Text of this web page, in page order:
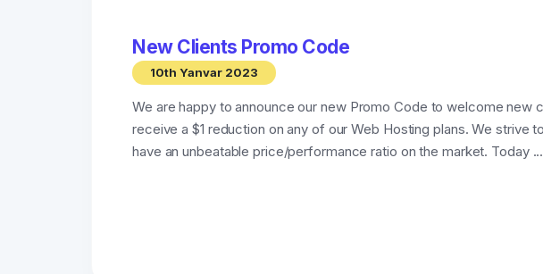
New Clients Promo Code
10th Yanvar 2023
We are happy to announce our new Promo Code to welcome new
receive a $1 reduction on any of our Web Hosting plans. We
have an unbeatable price/performance ratio on the market. Today ...